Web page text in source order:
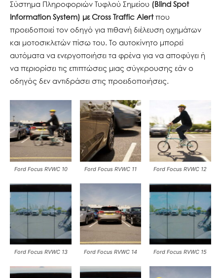
Σύστημα Πληροφοριών Τυφλού Σημείου (Blind Spot
Information System) με Cross Traffic Alertπου
προειδοποιεί τον οδηγό για πιθανή διέλευση οχημάτων
και μοτοσικλετών πίσω του. Το αυτοκίνητο μπορεί
αυτόματα να ενεργοποιήσει τα φρένα για να αποφύγει ή
να περιορίσει τις επιπτώσεις μιας σύγκρουσης εάν ο
οδηγός δεν αντιδράσει στις προειδοποιήσεις.
Ford Focus RVWC 10 Ford Focus RVWC 11 Ford Focus RVWC 12
Ford Focus RVWC 13 Ford Focus RVWC 14 Ford Focus RVWC 15